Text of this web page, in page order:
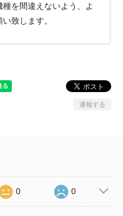
を間違えないよう、よ
致します。
通報する
0 0